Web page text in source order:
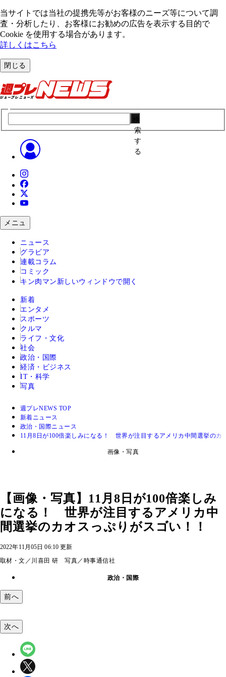
当サイトでは当社の提携先等がお客様のニーズ等について調
査・分析したり、お客様にお勧めの広告を表⽰する⽬的で
Cookie を使⽤する場合があります。
詳しくはこちら
閉じる
索
す
る
メニュ
ニュース
グラビア
連載コラム
コミック
キン肉マン 新しいウィンドウで開く
新着
エンタメ
スポーツ
クルマ
ライフ・文化
社会
政治・国際
経済・ビジネス
IT・科学
写真
週プレNEWS TOP
新着ニュース
政治・国際ニュース
11月8日が100倍楽しみになる！ 世界が注目するアメリカ中間選挙のカ
画像・写真
【画像・写真】11月8日が100倍楽しみ
になる！ 世界が注目するアメリカ中
間選挙のカオスっぷりがスゴい！！
2022年11月05日 06:10 更新
取材・文／川喜田 研 写真／時事通信社
政治・国際
前へ
次へ